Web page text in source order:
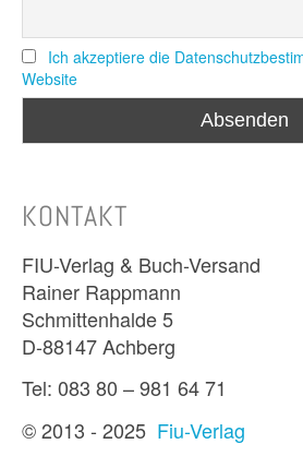
Ich akzeptiere die
Website
KONTAKT
FIU-Verlag & Buch-Versand
Rainer Rappmann
Schmittenhalde 5
D-88147 Achberg
Tel: 083 80 – 981 64 71
© 2013 - 2025 Fiu-Verlag